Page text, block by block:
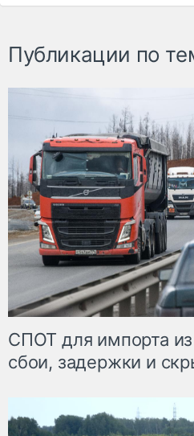
Публикации по
СПОТ для импорта
сбои, задержки и